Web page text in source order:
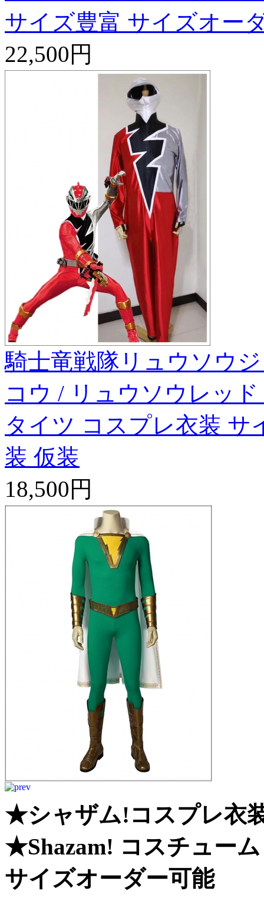
サイズ豊富 サイズオー
22,500円
騎士竜戦隊リュウソウ
コウ / リュウソウレッ
タイツ コスプレ衣装
装 仮装
18,500円
★シャザム!コスプレ衣
★Shazam! コスチュー
サイズオーダー可能